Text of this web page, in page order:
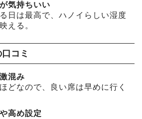
気持ちいい
日は最高で、ハノイらしい湿度
える。
コミ
混み
どなので、良い席は早めに行く
高め設定